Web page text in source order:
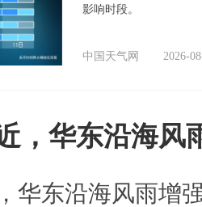
影响时段。
中国天气网 2026-
，华东沿海风
华东沿海风雨增